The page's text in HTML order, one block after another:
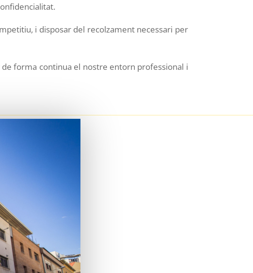
i disposar del recolzament necessari per
forma continua el nostre entorn professional i